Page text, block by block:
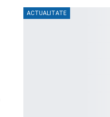
ACTUALITATE